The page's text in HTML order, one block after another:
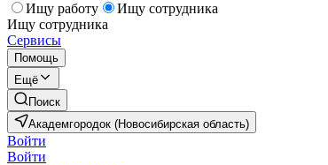
Ищу работу
Ищу сотрудника
Ищу сотрудника
Сервисы
Помощь
Ещё
Поиск
Академгородок (Новосибирская область)
Войти
Войти